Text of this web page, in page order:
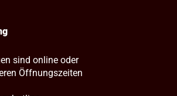
sind online oder
Öffnungszeiten